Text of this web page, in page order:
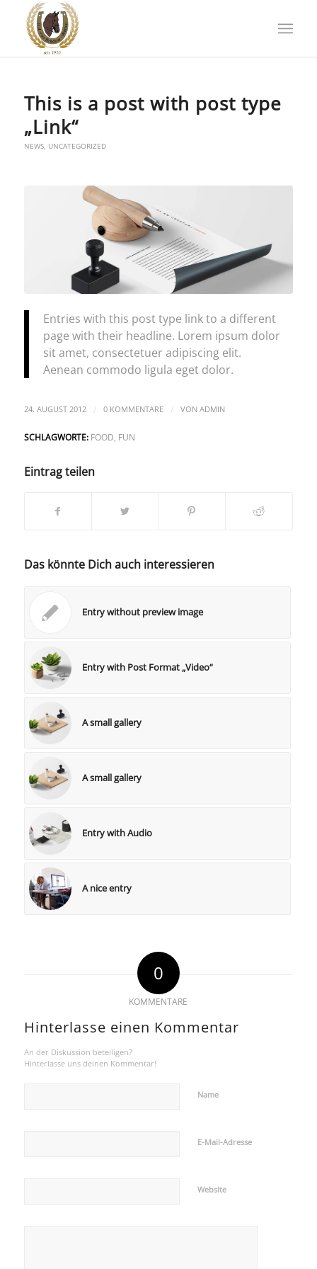
This is a post with post type
„Link“
NEWS, UNCATEGORIZED
Entries with this post type link to a different
page with their headline. Lorem ipsum dolor
sit amet, consectetuer adipiscing elit.
Aenean commodo ligula eget dolor.
24. AUGUST 2012 / 0 KOMMENTARE / VON ADMIN
SCHLAGWORTE: FOOD, FUN
Eintrag teilen
Das könnte Dich auch interessieren
Entry without preview image
Entry with Post Format „Video“
A small gallery
A small gallery
Entry with Audio
A nice entry
0
KOMMENTARE
Hinterlasse einen Kommentar
An der Diskussion beteiligen?
Hinterlasse uns deinen Kommentar!
Name
E-Mail-Adresse
Website